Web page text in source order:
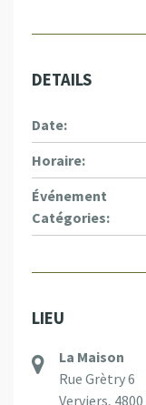
DETAILS
Date:
Horaire:
Événement
Catégories:
LIEU
La Maison
Rue Grètry 6
Verviers, 4800